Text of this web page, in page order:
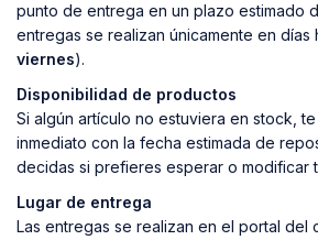
punto de entrega en un plazo estimado
entregas se realizan únicamente en días
viernes).
Disponibilidad de productos
Si algún artículo no estuviera en stock,
inmediato con la fecha estimada de
decidas si prefieres esperar o modificar
Lugar de entrega
Las entregas se realizan en el portal del